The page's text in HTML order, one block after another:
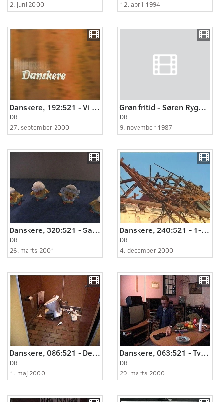
2. juni 2000
12. april 1994
Danskere, 192:521 - Vi si'r sgu' nej.
DR
27. september 2000
Grøn fritid - Søren Ryge Petersen
DR
9. november 1987
Danskere, 320:521 - Sat til at lave påskekyllinger af perler.
DR
26. marts 2001
Danskere, 240:521 - 1-års dag for stormen.
DR
4. december 2000
Danskere, 086:521 - De har ødelagt toiletterne.
DR
1. maj 2000
Danskere, 063:521 - Tv-programmet, jeg aldrig glemmer.
DR
29. marts 2000